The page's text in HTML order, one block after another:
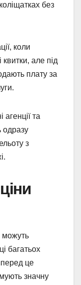
без
коли
але під
плату за
агенції та
одразу
з
можуть
багатьох
це
значну